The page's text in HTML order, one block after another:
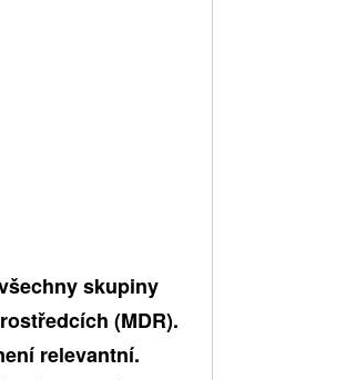
skupiny
(MDR).
relevantní.